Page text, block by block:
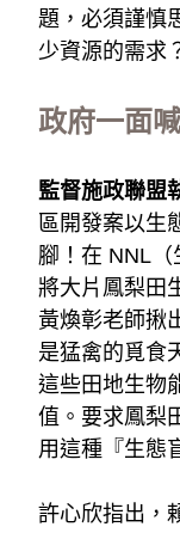
題，必須謹慎
少資源的需求
政府一面
監督施政聯盟
區開發案以生
腳！在 NNL
將大片鳳梨田
黃煥彰老師揪
是猛禽的覓食
這些田地生物
值。要求鳳梨
用這種『生態
許心欣指出，